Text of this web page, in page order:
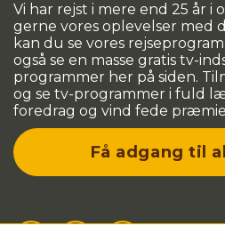
Vi har rejst i mere end 25 år i
gerne vores oplevelser med
kan du se vores
også se en masse gratis tv-
programmer her på siden.
og se tv-programmer i fuld
foredrag og vind fede
Få adgang til